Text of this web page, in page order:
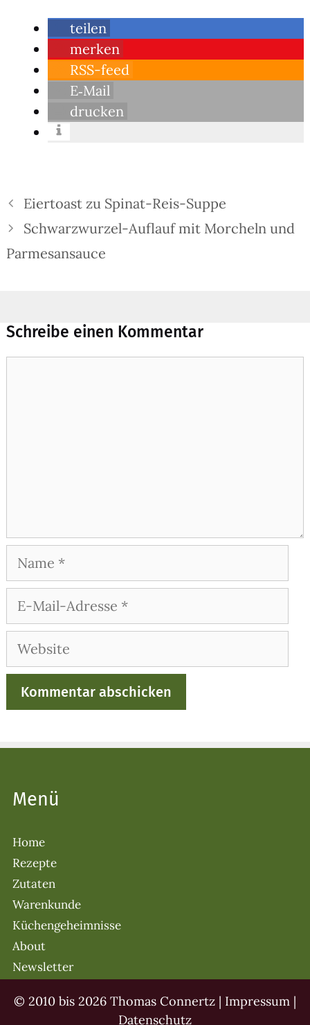
tei­len
mer­ken
RSS-feed
E‑Mail
dru­cken
Eiertoast zu Spinat-Reis-Suppe
Schwarzwurzel-Auflauf mit Morcheln und
Parmesansauce
Schreibe einen Kommentar
Name
E-
Website
Menü
Home
Rezepte
Zutaten
Warenkunde
Küchengeheimnisse
About
Newsletter
© 2010 bis 2026 Thomas Connertz | Impressum |
Datenschutz